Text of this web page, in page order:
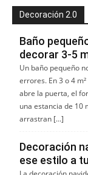
Decoración 2.0
Baño
decorar 3-5
Un baño pequeño
errores. En 3 o 4
abre la puerta, el
una estancia de 10
arrastran […]
Decoración
ese estilo a